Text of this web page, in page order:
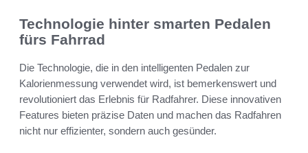
Technologie hinter smarten Pedalen
fürs Fahrrad
Die Technologie, die in den intelligenten Pedalen zur
Kalorienmessung verwendet wird, ist bemerkenswert und
revolutioniert das Erlebnis für Radfahrer. Diese innovativen
Features bieten präzise Daten und machen das Radfahren
nicht nur effizienter, sondern auch gesünder.